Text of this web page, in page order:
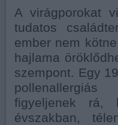
A virágporokat
tudatos
ember nem
hajlama
szempont. Egy
figyeljenek rá,
évszakban,